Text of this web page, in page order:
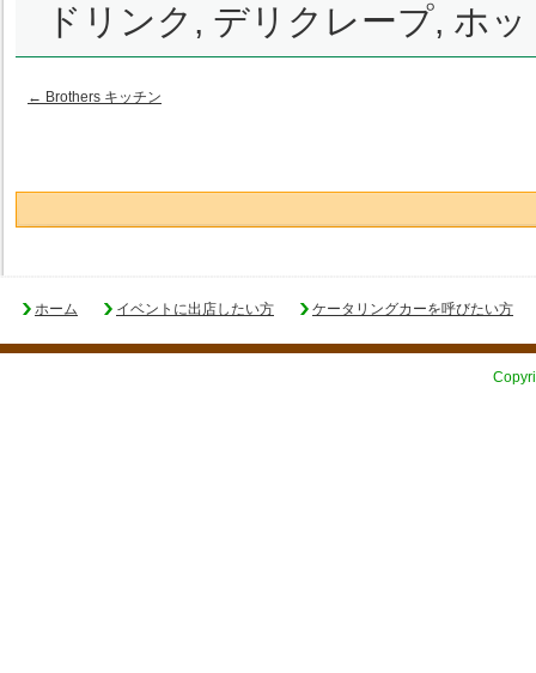
ドリンク , デリクレープ, ホ
← Brothers キッチン
ホーム イベントに出店したい方 ケータリングカーを呼びたい方